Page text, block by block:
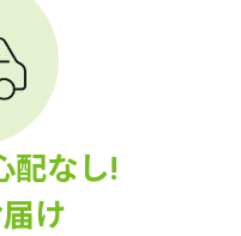
配なし!
け